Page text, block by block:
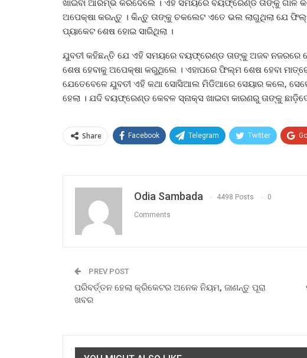
ଖାଇବା ଆରମ୍ଭ କରିଦେଲେ । ଏହି ସମୟରେ ବୟଫ୍ରେଣ୍ଡ ତାଙ୍କୁ ଗାଳି
ଅପେକ୍ଷା କରନ୍ତୁ । କିନ୍ତୁ ତାଙ୍କୁ ଚକଲେଟ ଏତେ ଭଲ ଲାଗୁଥିଲା ଯେ
ପ୍ୟାକେଟ ଶେଷ ହୋଇ ସାରିଥିଲା ।
ଯୁବତୀ କହିଛନ୍ତି ଯେ ଏହି ସମୟରେ ବୟଫ୍ରେଣ୍ଡ ତାଙ୍କୁ ଅଜବ ନଜରରେ
ଶେଷ ହେବାକୁ ଅପେକ୍ଷା କରୁଥିଲେ । ଏହାପରେ ଫିଲ୍ମ ଶେଷ ହେବା
ଯେତେବେଳେ ଯୁବତୀ ଏହି କଥା ସୋସିଆଲ ମିଡିଆରେ ସେୟାର କଲେ,
ହେଲା । ଯଦି ବୟଫ୍ରେଣ୍ଡ କେବଳ ସ୍ନାକ୍ସ ଖାଇବା କାରଣରୁ ତାଙ୍କୁ
Share Facebook Telegram Twitter
Odia Sambada 4498 Posts 0
Comments
PREV POST
ପରିବର୍ତ୍ତନ ହେଲା କ୍ରିକେଟର ଅନେକ ନିୟମ, ଜାଣନ୍ତୁ ପୂରା
ଖବର